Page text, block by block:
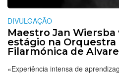
DIVULGAÇÃO
Maestro Jan
estágio na Orquestra
Filarmónica de
«Experiência intensa de